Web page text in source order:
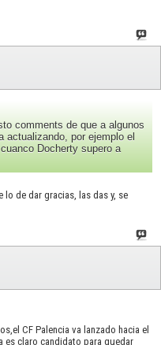
comments de que a algunos
actualizando, por ejemplo el
Docherty supero a
lo de dar gracias, las das y, se
CF Palencia va lanzado hacia el
es claro candidato para quedar